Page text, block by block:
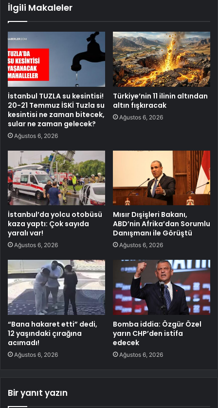
İlgili Makaleler
İstanbul TUZLA su kesintisi!
20-21 Temmuz İSKİ Tuzla su
kesintisi ne zaman bitecek,
sular ne zaman gelecek?
Ağustos 6, 2026
Türkiye’nin 11 ilinin altından
altın fışkıracak
Ağustos 6, 2026
İstanbul’da yolcu otobüsü
kaza yaptı: Çok sayıda
yaralı var!
Ağustos 6, 2026
Mısır Dışişleri Bakanı,
ABD’nin Afrika’dan Sorumlu
Danışmanı ile Görüştü
Ağustos 6, 2026
“Bana hakaret etti” dedi,
12 yaşındaki çırağına
acımadı!
Ağustos 6, 2026
Bomba iddia: Özgür Özel
yarın CHP’den istifa
edecek
Ağustos 6, 2026
Bir yanıt yazın